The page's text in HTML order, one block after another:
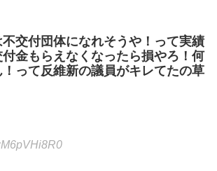
交付団体になれそうや！って実績
金もらえなくなったら損やろ！何
って反維新の議員がキレてたの草